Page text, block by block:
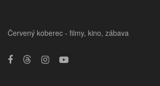
Červený koberec - filmy, kino, zábava